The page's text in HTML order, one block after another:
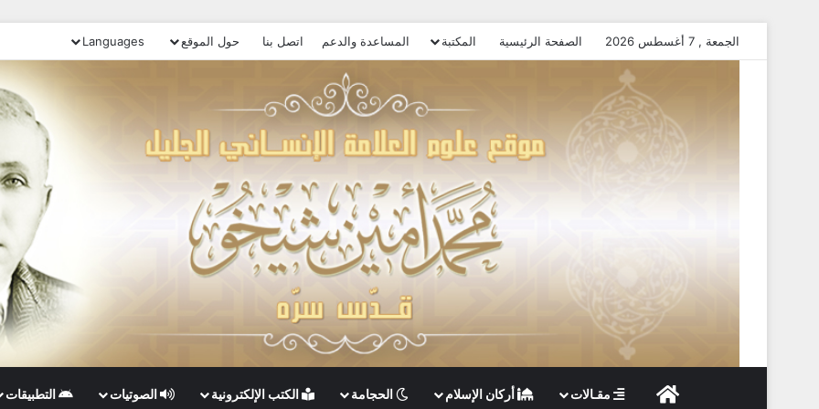
الجمعة , 7 أغسطس 2026 الصفحة الرئيسية المكتبة المساعدة والدعم اتصل بنا حول الموقع Languages
الصفحة الرئيسية
مقـالات أركان الإسلام الحجامة الكتب الإلكترونية الصوتيات التطبيقات